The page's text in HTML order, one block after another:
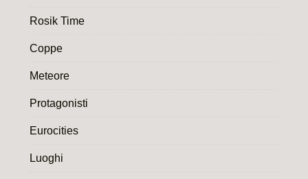
Rosik Time
Coppe
Meteore
Protagonisti
Eurocities
Luoghi